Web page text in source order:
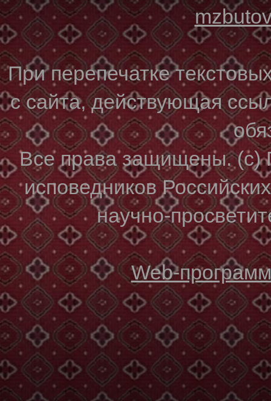
При перепечатке
с сайта, действующая
Все права защищены. (с)
исповедников
научно-
Web-